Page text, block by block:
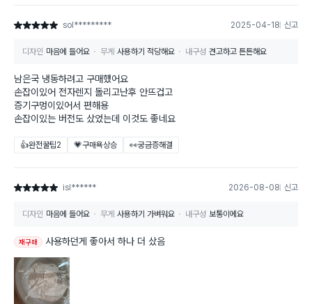
별점 5점 sol********* 2025-04-18 신고
디자인 마음에 들어요 무게 사용하기 적당해요 내구성 견고하고 튼튼해요
남은국 냉동하려고 구매했어요
손잡이있어 전자렌지 돌리고난후 안뜨겁고
증기구멍이있어서 편해용
손잡이있는 버전도 샀었는데 이것도 좋네요
👍완전꿀팁2 💗구매욕상승 👀궁금증해결
별점 5점 isl****** 2026-08-08 신고
디자인 마음에 들어요 무게 사용하기 가벼워요 내구성 보통이에요
재구매 사용하던게 좋아서 하나 더 샀음